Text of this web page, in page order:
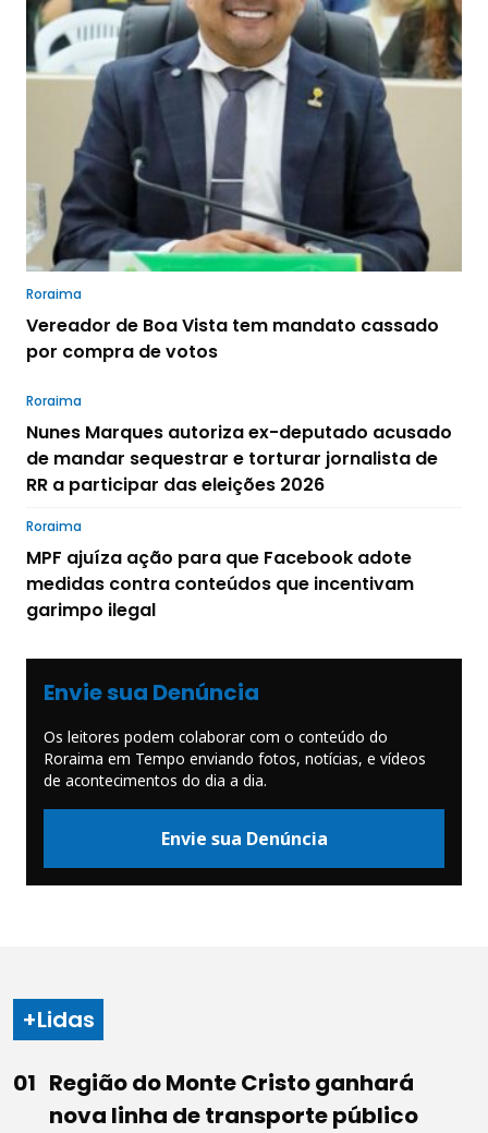
Roraima
Vereador de Boa Vista tem mandato cassado
por compra de votos
Roraima
Nunes Marques autoriza ex-deputado acusado
de mandar sequestrar e torturar jornalista de
RR a participar das eleições 2026
Roraima
MPF ajuíza ação para que Facebook adote
medidas contra conteúdos que incentivam
garimpo ilegal
Envie sua Denúncia
Os leitores podem colaborar com o conteúdo do
Roraima em Tempo enviando fotos, notícias, e vídeos
de acontecimentos do dia a dia.
Envie sua Denúncia
+Lidas
Região do Monte Cristo ganhará
nova linha de transporte público